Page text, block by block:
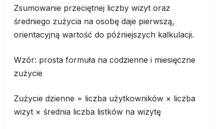
Zsumowanie przeciętnej liczby wizyt oraz
średniego zużycia na osobę daje pierwszą,
orientacyjną wartość do późniejszych kalkulacji.
Wzór: prosta formuła na codzienne i miesięczne
zużycie
Zużycie dzienne = liczba użytkowników × liczba
wizyt × średnia liczba listków na wizytę